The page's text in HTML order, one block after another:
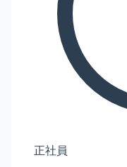
正社員